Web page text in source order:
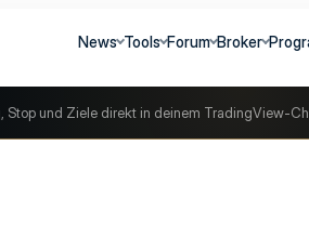
News Tools Forum Broker
Stop und Ziele direkt in deinem TradingView-